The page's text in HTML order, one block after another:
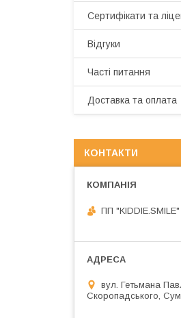
Сертифікати та
Відгуки
Часті питання
Доставка та оплата
КОНТАКТИ
ПП "KIDDIE.SMILE"
вул. Гетьмана
Скоропадського,